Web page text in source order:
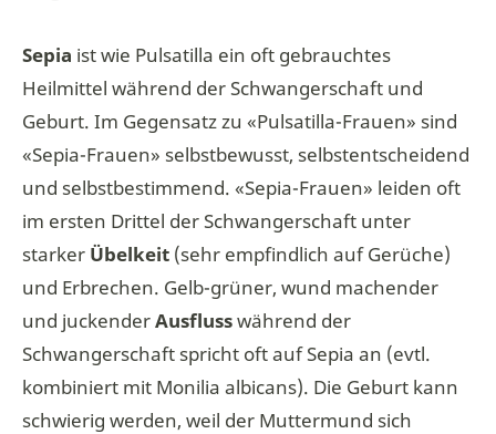
Sepia ist wie Pulsatilla ein oft gebrauchtes
Heilmittel während der Schwangerschaft und
Geburt. Im Gegensatz zu «Pulsatilla-Frauen» sind
«Sepia-Frauen» selbstbewusst, selbstentscheidend
und selbstbestimmend. «Sepia-Frauen» leiden oft
im ersten Drittel der Schwangerschaft unter
starker Übelkeit (sehr empfindlich auf Gerüche)
und Erbrechen. Gelb-grüner, wund machender
und juckenderAusflusswährend der
Schwangerschaft spricht oft auf Sepia an (evtl.
kombiniert mit Monilia albicans). Die Geburt kann
schwierig werden, weil der Muttermund sich